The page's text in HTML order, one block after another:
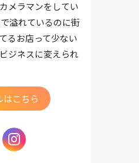
メラマンをしてい
溢れているのに街
るお店って少ない
ジネスに変えられ
こちら